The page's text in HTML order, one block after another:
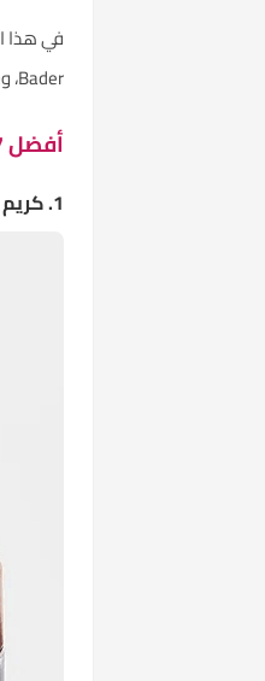
Bader، وOribe.
أفضل 7 منتجات تجميل
1. كريم الوجه عالي التقنية: Augustinus Bader The Cream